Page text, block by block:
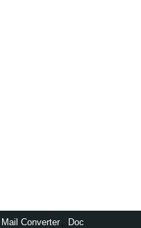
Mail Converter , Doc